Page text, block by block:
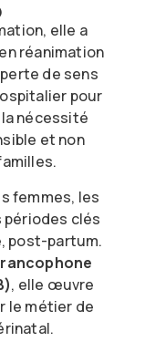
elle a
réanimation
perte de sens
pour
nécessité
et non
femmes, les
clés
post-partum.
, elle œuvre
le métier de